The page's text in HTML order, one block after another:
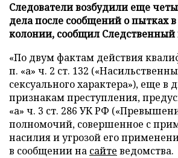
Следователи возбудили еще
дела после сообщений о пытках в
колонии, сообщил Следственный
«По двум фактам действия
п. «а» ч. 2 ст. 132
сексуального характера»), еще в
признакам преступления,
«а» ч. 3 ст. 286 УК РФ
полномочий, совершенное с
насилия и угрозой его
в сообщении на сайте ведомства.